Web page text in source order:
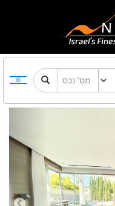
Previous